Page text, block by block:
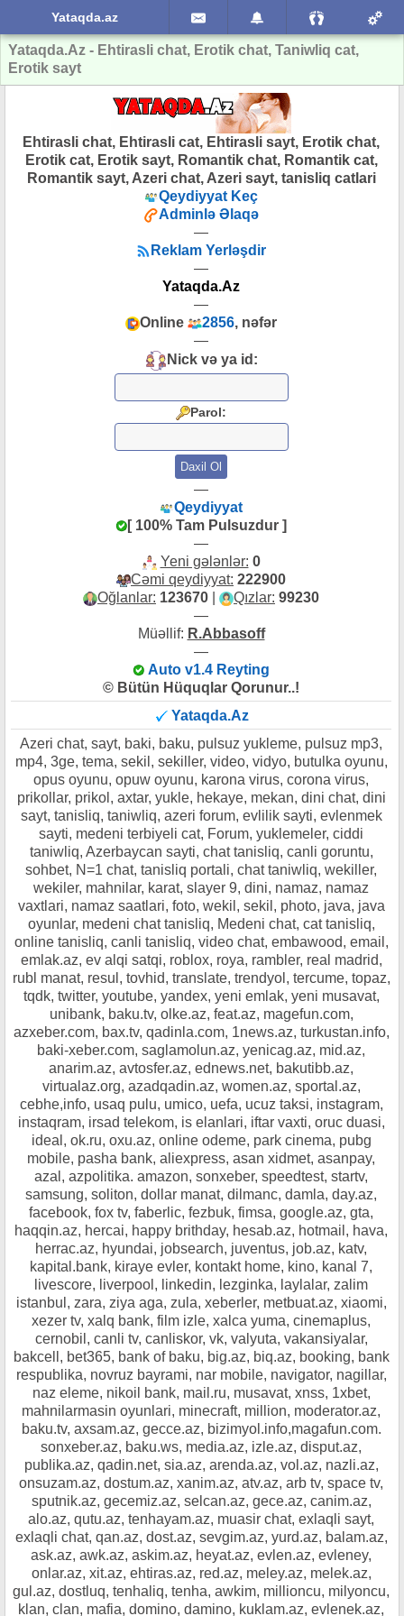
Yataqda.az
Yataqda.Az - Ehtirasli chat, Erotik chat, Taniwliq cat,
Erotik sayt
Ehtirasli chat, Ehtirasli cat, Ehtirasli sayt, Erotik chat,
Erotik cat, Erotik sayt, Romantik chat, Romantik cat,
Romantik sayt, Azeri chat, Azeri sayt, tanisliq catlari
Qeydiyyat Keç
Adminlə Əlaqə
—
Reklam Yerləşdir
—
Yataqda.Az
—
Online
2856, nəfər
—
Nick və ya id:
Parol:
—
Qeydiyyat
[ 100% Tam Pulsuzdur ]
—
Yeni gələnlər: 0
Cəmi qeydiyyat: 222900
Oğlanlar: 123670 Qızlar: 99230
—
Müəllif: R.Abbasoff
—
Auto v1.4 Reyting
© Bütün Hüquqlar Qorunur..!
Yataqda.Az
Azeri chat, sayt, baki, baku, pulsuz yukleme, pulsuz mp3,
mp4, 3ge, tema, sekil, sekiller, video, vidyo, butulka oyunu,
opus oyunu, opuw oyunu, karona virus, corona virus,
prikollar, prikol, axtar, yukle, hekaye, mekan, dini chat, dini
sayt, tanisliq, taniwliq, azeri forum, evlilik sayti, evlenmek
sayti, medeni terbiyeli cat, Forum, yuklemeler, ciddi
taniwliq, Azerbaycan sayti, chat tanisliq, canli goruntu,
sohbet, N=1 chat, tanisliq portali, chat taniwliq, wekiller,
wekiler, mahnilar, karat, slayer 9, dini, namaz, namaz
vaxtlari, namaz saatlari, foto, wekil, sekil, photo, java, java
oyunlar, medeni chat tanisliq, Medeni chat, cat tanisliq,
online tanisliq, canli tanisliq, video chat, embawood, email,
emlak.az, ev alqi satqi, roblox, roya, rambler, real madrid,
rubl manat, resul, tovhid, translate, trendyol, tercume, topaz,
tqdk, twitter, youtube, yandex, yeni emlak, yeni musavat,
unibank, baku.tv, olke.az, feat.az, magefun.com,
azxeber.com, bax.tv, qadinla.com, 1news.az, turkustan.info,
baki-xeber.com, saglamolun.az, yenicag.az, mid.az,
anarim.az, avtosfer.az, ednews.net, bakutibb.az,
virtualaz.org, azadqadin.az, women.az, sportal.az,
cebhe,info, usaq pulu, umico, uefa, ucuz taksi, instagram,
instaqram, irsad telekom, is elanlari, iftar vaxti, oruc duasi,
ideal, ok.ru, oxu.az, online odeme, park cinema, pubg
mobile, pasha bank, aliexpress, asan xidmet, asanpay,
azal, azpolitika. amazon, sonxeber, speedtest, startv,
samsung, soliton, dollar manat, dilmanc, damla, day.az,
facebook, fox tv, faberlic, fezbuk, fimsa, google.az, gta,
haqqin.az, hercai, happy brithday, hesab.az, hotmail, hava,
herrac.az, hyundai, jobsearch, juventus, job.az, katv,
kapital.bank, kiraye evler, kontakt home, kino, kanal 7,
livescore, liverpool, linkedin, lezginka, laylalar, zalim
istanbul, zara, ziya aga, zula, xeberler, metbuat.az, xiaomi,
xezer tv, xalq bank, film izle, xalca yuma, cinemaplus,
cernobil, canli tv, canliskor, vk, valyuta, vakansiyalar,
bakcell, bet365, bank of baku, big.az, biq.az, booking, bank
respublika, novruz bayrami, nar mobile, navigator, nagillar,
naz eleme, nikoil bank, mail.ru, musavat, xnss, 1xbet,
mahnilarmasin oyunlari, minecraft, million, moderator.az,
baku.tv, axsam.az, gecce.az, bizimyol.info,magafun.com.
sonxeber.az, baku.ws, media.az, izle.az, disput.az,
publika.az, qadin.net, sia.az, arenda.az, vol.az, nazli.az,
onsuzam.az, dostum.az, xanim.az, atv.az, arb tv, space tv,
sputnik.az, gecemiz.az, selcan.az, gece.az, canim.az,
alo.az, qutu.az, tenhayam.az, muasir chat, exlaqli sayt,
exlaqli chat, qan.az, dost.az, sevgim.az, yurd.az, balam.az,
ask.az, awk.az, askim.az, heyat.az, evlen.az, evleney,
onlar.az, xit.az, ehtiras.az, red.az, meley.az, melek.az,
gul.az, dostluq, tenhaliq, tenha, awkim, millioncu, milyoncu,
klan, clan, mafia, domino, damino, kuklam.az, evlenek.az,